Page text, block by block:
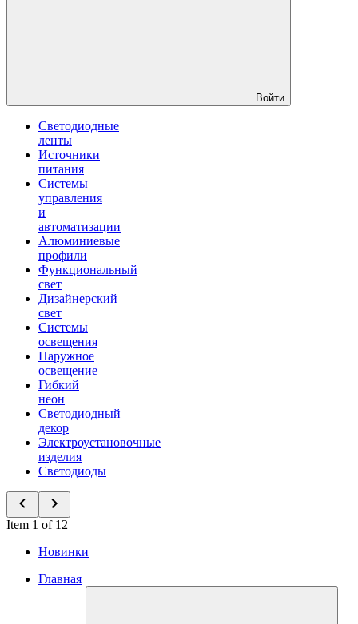
Войти
Светодиодные
ленты
Источники
питания
Системы
управления
и
автоматизации
Алюминиевые
профили
Функциональный
свет
Дизайнерский
свет
Системы
освещения
Наружное
освещение
Гибкий
неон
Светодиодный
декор
Электроустановочные
изделия
Светодиоды
Item 1 of 12
Новинки
Главная